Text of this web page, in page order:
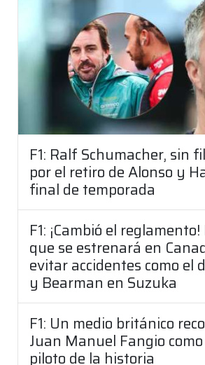
F1: Ralf Schumacher, sin
por el retiro de Alonso y
final de temporada
F1: ¡Cambió el
que se estrenará en
evitar accidentes como el
y Bearman en Suzuka
F1: Un medio británico
Juan Manuel Fangio
piloto de la historia